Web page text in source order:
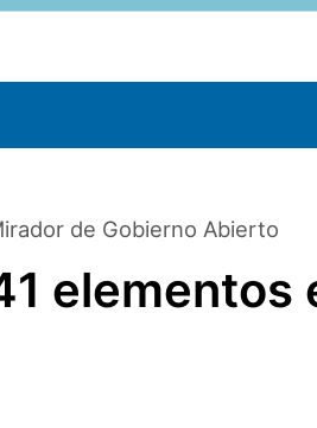
de Gobierno Abierto
elementos